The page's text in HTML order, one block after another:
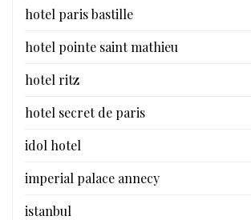
hotel paris bastille
hotel pointe saint mathieu
hotel ritz
hotel secret de paris
idol hotel
imperial palace annecy
istanbul